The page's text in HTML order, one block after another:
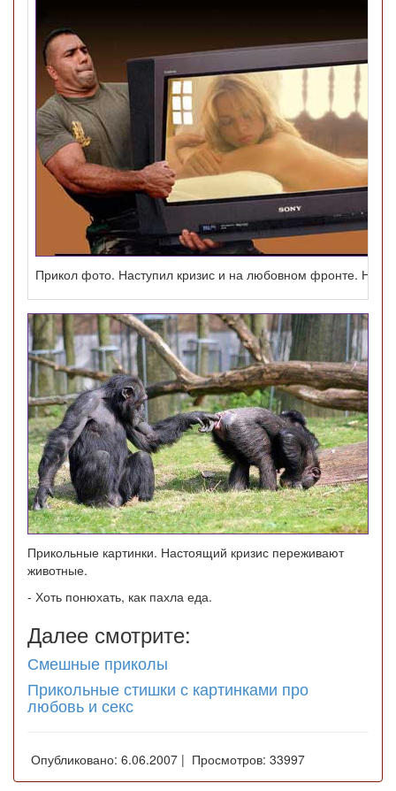
Прикол фото. Наступил кризис и на любовном фронте.
Прикольные картинки. Настоящий кризис переживают
животные.
- Хоть понюхать, как пахла еда.
Далее смотрите:
Смешные приколы
Прикольные стишки с картинками про
любовь и секс
Опубликовано: 6.06.2007 | Просмотров: 33997